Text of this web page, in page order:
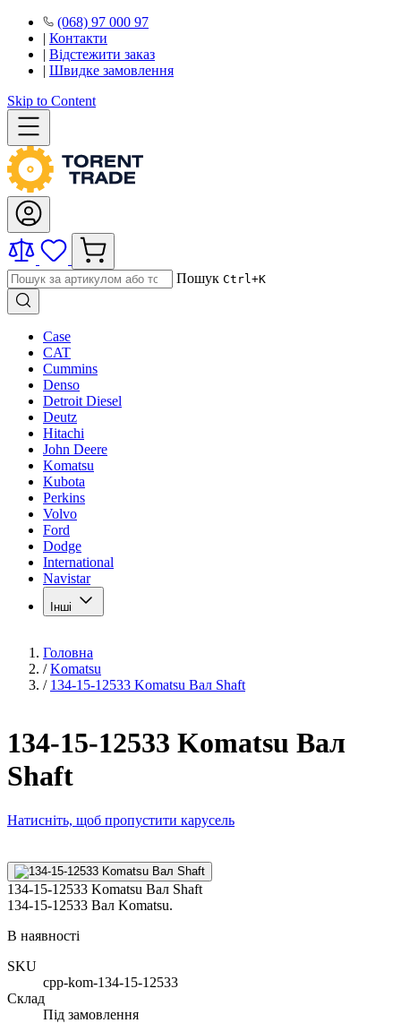
(068) 97 000 97
| Контакти
| Відстежити заказ
| Швидке замовлення
Skip to Content
Пошук Ctrl+K
Case
CAT
Cummins
Denso
Detroit Diesel
Deutz
Hitachi
John Deere
Komatsu
Kubota
Perkins
Volvo
Ford
Dodge
International
Navistar
Інші
Головна
/ Komatsu
/ 134-15-12533 Komatsu Вал Shaft
134-15-12533 Komatsu Вал
Shaft
Натисніть, щоб пропустити карусель
134-15-12533 Komatsu Вал Shaft
134-15-12533 Вал Komatsu.
В наявності
SKU
cpp-kom-134-15-12533
Склад
Під замовлення